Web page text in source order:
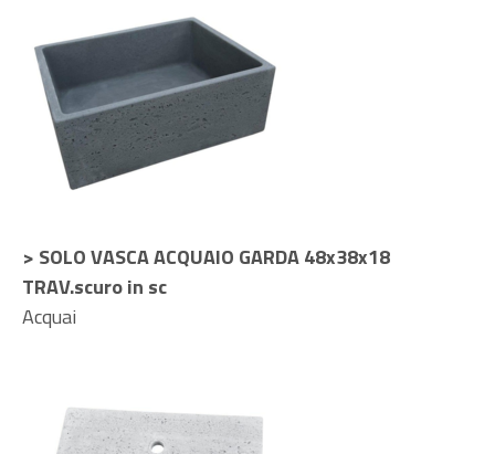
> SOLO VASCA ACQUAIO GARDA 48x38x18
TRAV.scuro in sc
Acquai